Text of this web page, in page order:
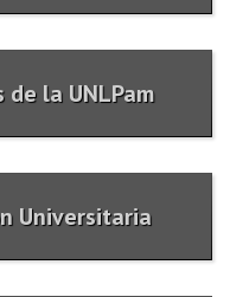
la UNLPam
Universitaria